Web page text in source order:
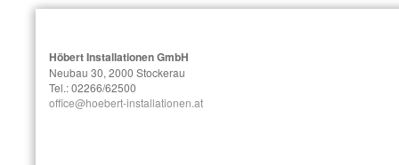
Höbert Installationen GmbH
Neubau 30, 2000 Stockerau
Tel.: 02266/62500
office@hoebert-installationen.at